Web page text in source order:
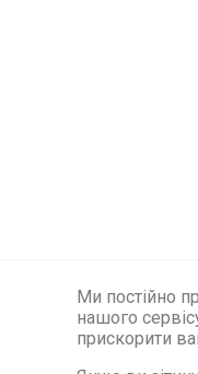
Ми постійно
нашого
прискорити